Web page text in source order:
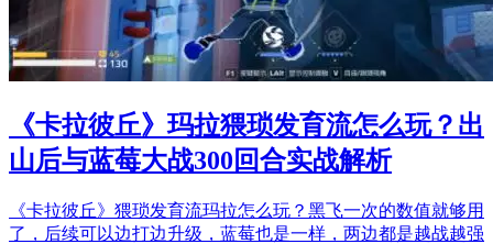
《卡拉彼丘》玛拉猥琐发育流怎么玩？出
山后与蓝莓大战300回合实战解析
《卡拉彼丘》猥琐发育流玛拉怎么玩？黑飞一次的数值就够用
了，后续可以边打边升级，蓝莓也是一样，两边都是越战越强